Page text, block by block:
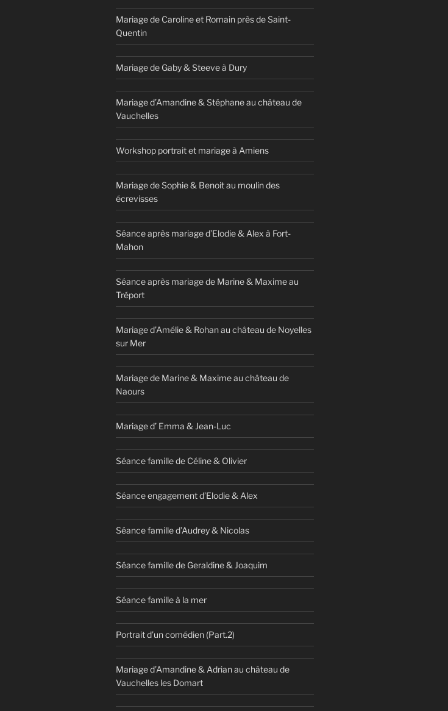
Mariage de Caroline et Romain près de Saint-
Quentin
Mariage de Gaby & Steeve à Dury
Mariage d’Amandine & Stéphane au château de
Vauchelles
Workshop portrait et mariage à Amiens
Mariage de Sophie & Benoit au moulin des
écrevisses
Séance après mariage d’Elodie & Alex à Fort-
Mahon
Séance après mariage de Marine & Maxime au
Tréport
Mariage d’Amélie & Rohan au château de Noyelles
sur Mer
Mariage de Marine & Maxime au château de
Naours
Mariage d’ Emma & Jean-Luc
Séance famille de Céline & Olivier
Séance engagement d’Elodie & Alex
Séance famille d’Audrey & Nicolas
Séance famille de Geraldine & Joaquim
Séance famille à la mer
Portrait d’un comédien (Part.2)
Mariage d’Amandine & Adrian au château de
Vauchelles les Domart